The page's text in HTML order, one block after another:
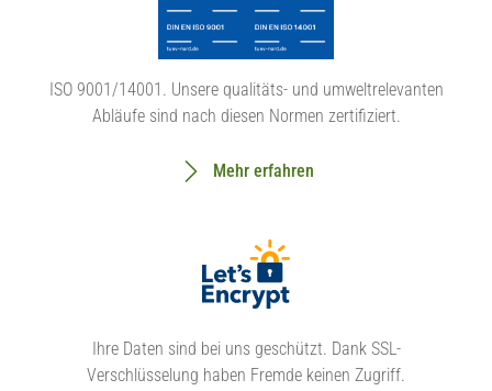
ISO 9001/14001. Unsere qualitäts- und umweltrelevanten
Abläufe sind nach diesen Normen zertifiziert.
Mehr erfahren
Ihre Daten sind bei uns geschützt. Dank SSL-
Verschlüsselung haben Fremde keinen Zugriff.